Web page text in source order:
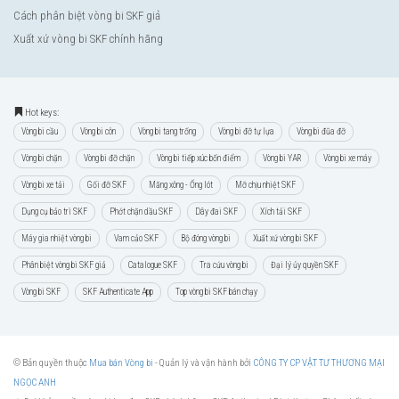
Cách phân biệt vòng bi SKF giả
Xuất xứ vòng bi SKF chính hãng
Hot keys:
Vòng bi cầu Vòng bi côn Vòng bi tang trống Vòng bi đỡ tự lựa Vòng bi đũa đỡ
Vòng bi chặn Vòng bi đỡ chặn Vòng bi tiếp xúc bốn điểm Vòng bi YAR Vòng bi xe máy
Vòng bi xe tải Gối đỡ SKF Măng xông - Ống lót Mỡ chịu nhiệt SKF
Dụng cụ bảo trì SKF Phớt chặn dầu SKF Dây đai SKF Xích tải SKF
Máy gia nhiệt vòng bi Vam cảo SKF Bộ đóng vòng bi Xuất xứ vòng bi SKF
Phân biệt vòng bi SKF giả Catalogue SKF Tra cứu vòng bi Đại lý ủy quyền SKF
Vòng bi SKF SKF Authenticate App Top vòng bi SKF bán chạy
© Bản quyền thuộc Mua bán Vòng bi - Quản lý và vận hành bởi CÔNG TY CP VẬT TƯ THƯƠNG MẠI
NGỌC ANH